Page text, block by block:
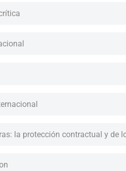
la protección contractual y de